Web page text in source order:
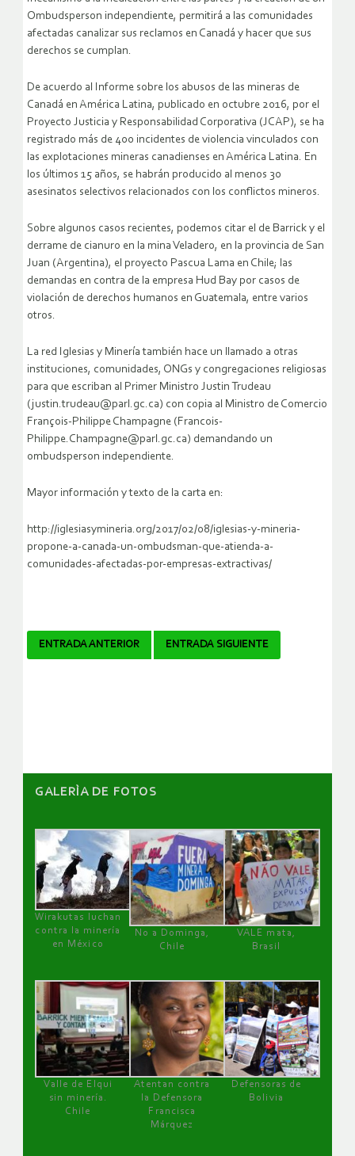
Ombudsperson independiente, permitirá a las comunidades
afectadas canalizar sus reclamos en Canadá y hacer que sus
derechos se cumplan.
De acuerdo al Informe sobre los abusos de las mineras de
Canadá en América Latina, publicado en octubre 2016, por el
Proyecto Justicia y Responsabilidad Corporativa (JCAP), se ha
registrado más de 400 incidentes de violencia vinculados con
las explotaciones mineras canadienses en América Latina. En
los últimos 15 años, se habrán producido al menos 30
asesinatos selectivos relacionados con los conflictos mineros.
Sobre algunos casos recientes, podemos citar el de Barrick y el
derrame de cianuro en la mina Veladero, en la provincia de San
Juan (Argentina), el proyecto Pascua Lama en Chile; las
demandas en contra de la empresa Hud Bay por casos de
violación de derechos humanos en Guatemala, entre varios
otros.
La red Iglesias y Minería también hace un llamado a otras
instituciones, comunidades, ONGs y congregaciones religiosas
para que escriban al Primer Ministro Justin Trudeau
(justin.trudeau@parl.gc.ca) con copia al Ministro de Comercio
François-Philippe Champagne (Francois-
Philippe.Champagne@parl.gc.ca) demandando un
ombudsperson independiente.
Mayor información y texto de la carta en:
http://iglesiasymineria.org/2017/02/08/iglesias-y-mineria-
propone-a-canada-un-ombudsman-que-atienda-a-
comunidades-afectadas-por-empresas-extractivas/
Navegador
ENTRADA ANTERIOR ENTRADA SIGUIENTE
GALERÌA DE FOTOS
Wirakutas luchan
contra la minería
en México
No a Dominga,
Chile
VALE mata,
Brasil
Valle de Elqui
sin minería.
Chile
Atentan contra
la Defensora
Francisca
Márquez
Defensoras de
Bolivia